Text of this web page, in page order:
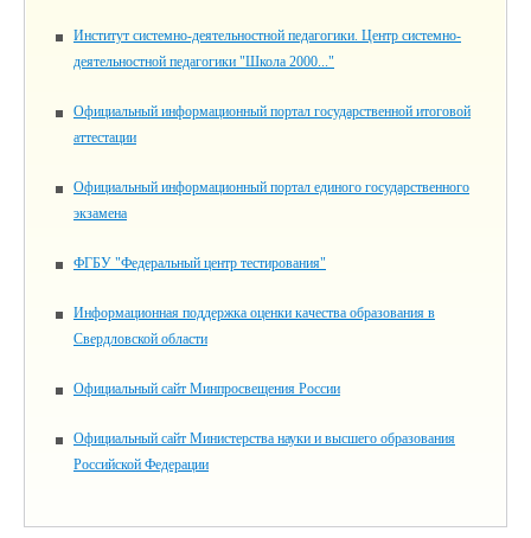
Институт системно-деятельностной педагогики. Центр системно-
деятельностной педагогики "Школа 2000..."
Официальный информационный портал государственной итоговой
аттестации
Официальный информационный портал единого государственного
экзамена
ФГБУ "Федеральный центр тестирования"
Информационная поддержка оценки качества образования в
Свердловской области
Официальный сайт Минпросвещения России
Официальный сайт Министерства науки и высшего образования
Российской Федерации